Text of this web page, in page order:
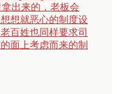
出来的，老板会
想就恶心的制度设
百姓也同样要求司
面上考虑而来的制